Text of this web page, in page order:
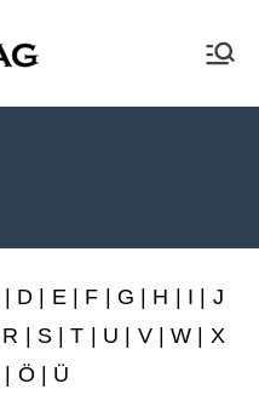
XEBAN-Verlag
D E| F G H I
J
R S |T U V|W
X
| Ö | Ü